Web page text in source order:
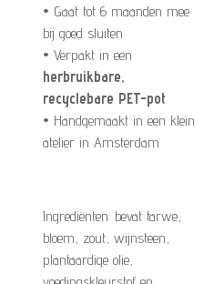
• Gaat tot 6 maanden mee
bij goed sluiten
• Verpakt in een
herbruikbare,
recyclebare PET-pot
• Handgemaakt in een klein
atelier in Amsterdam
Ingrediënten: bevat tarwe,
bloem, zout, wijnsteen,
plantaardige olie,